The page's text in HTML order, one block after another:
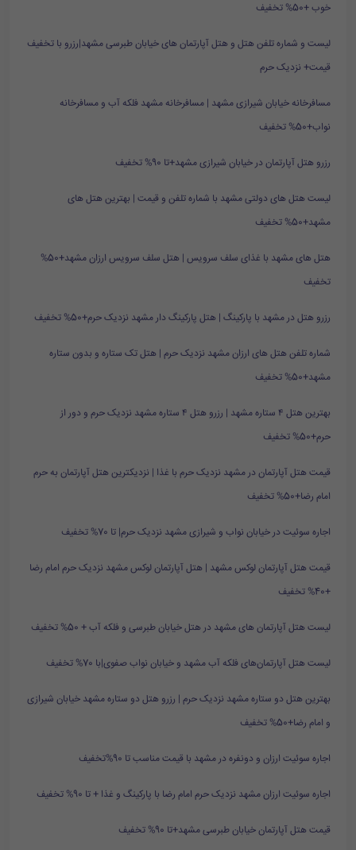
خوب +50% تخفیف
لیست و شماره تلفن هتل و هتل آپارتمان های خیابان طبرسی مشهد|رزرو با تخفیف
قیمت+ نزدیک حرم
مسافرخانه خیابان شیرازی مشهد | مسافرخانه مشهد فلکه آب و مسافرخانه
نواب+50% تخفیف
رزرو هتل آپارتمان در خیابان شیرازی مشهد+تا 90% تخفیف
لیست هتل های دولتی مشهد با شماره تلفن و قیمت | بهترین هتل های
مشهد+50% تخفیف
هتل های مشهد با غذای سلف سرویس | هتل سلف سرویس ارزان مشهد+50%
تخفیف
رزرو هتل در مشهد با پارکینگ | هتل پارکینگ دار مشهد نزدیک حرم+50% تخفیف
شماره تلفن هتل های ارزان مشهد نزدیک حرم | هتل تک ستاره و بدون ستاره
مشهد+50% تخفیف
بهترین هتل ۴ ستاره مشهد | رزرو هتل ۴ ستاره مشهد نزدیک حرم و دور از
حرم+50% تخفیف
قیمت هتل آپارتمان در مشهد نزدیک حرم با غذا | نزدیکترین هتل آپارتمان به حرم
امام رضا+50% تخفیف
اجاره سوئیت در خیابان نواب و شیرازی مشهد نزدیک حرم| تا 70% تخفیف
قیمت هتل آپارتمان لوکس مشهد | هتل آپارتمان لوکس مشهد نزدیک حرم امام رضا
+40% تخفیف
لیست هتل آپارتمان های مشهد در هتل خیابان طبرسی و فلکه آب + 50% تخفیف
لیست هتل آپارتمان‌های فلکه آب مشهد و خیابان نواب صفوی|با 70% تخفیف
بهترین هتل دو ستاره مشهد نزدیک حرم | رزرو هتل دو ستاره مشهد خیابان شیرازی
و امام رضا+50% تخفیف
اجاره سوئیت ارزان و دونفره در مشهد با قیمت مناسب تا 90%تخفیف
اجاره سوئیت ارزان مشهد نزدیک حرم امام رضا با پارکینگ و غذا + تا 90% تخفیف
قیمت هتل آپارتمان خیابان طبرسی مشهد+تا 90% تخفیف